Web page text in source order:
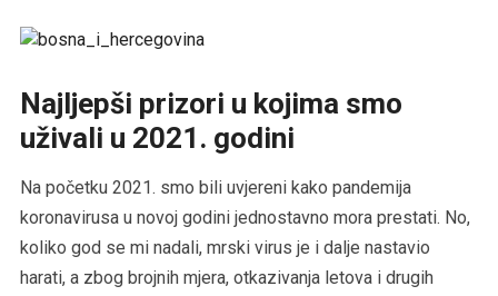
Najljepši prizori u kojima smo
uživali u 2021. godini
Na početku 2021. smo bili uvjereni kako pandemija
koronavirusa u novoj godini jednostavno mora prestati. No,
koliko god se mi nadali, mrski virus je i dalje nastavio
harati, a zbog brojnih mjera, otkazivanja letova i drugih